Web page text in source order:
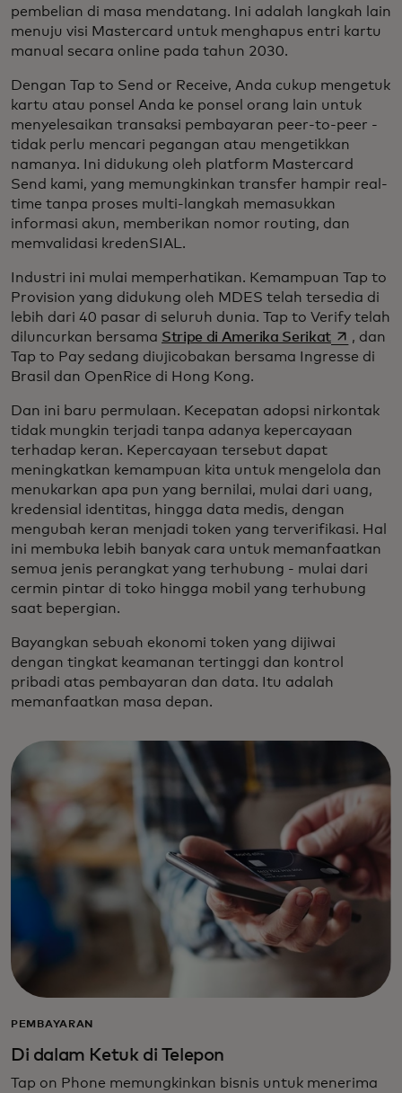
pembelian di masa mendatang. Ini adalah langkah lain
menuju visi Mastercard untuk menghapus entri kartu
manual secara online pada tahun 2030.
Dengan Tap to Send or Receive, Anda cukup mengetuk
kartu atau ponsel Anda ke ponsel orang lain untuk
menyelesaikan transaksi pembayaran peer-to-peer -
tidak perlu mencari pegangan atau mengetikkan
namanya. Ini didukung oleh platform Mastercard
Send kami, yang memungkinkan transfer hampir real-
time tanpa proses multi-langkah memasukkan
informasi akun, memberikan nomor routing, dan
memvalidasi kredenSIAL.
Industri ini mulai memperhatikan. Kemampuan Tap to
Provision yang didukung oleh MDES telah tersedia di
lebih dari 40 pasar di seluruh dunia. Tap to Verify telah
diluncurkan bersama Stripe di Amerika Serikatopens in
, dan
Tap to Pay sedang diujicobakan bersama Ingresse di
Brasil dan OpenRice di Hong Kong.
Dan ini baru permulaan. Kecepatan adopsi nirkontak
tidak mungkin terjadi tanpa adanya kepercayaan
terhadap keran. Kepercayaan tersebut dapat
meningkatkan kemampuan kita untuk mengelola dan
menukarkan apa pun yang bernilai, mulai dari uang,
kredensial identitas, hingga data medis, dengan
mengubah keran menjadi token yang terverifikasi. Hal
ini membuka lebih banyak cara untuk memanfaatkan
semua jenis perangkat yang terhubung - mulai dari
cermin pintar di toko hingga mobil yang terhubung
saat bepergian.
Bayangkan sebuah ekonomi token yang dijiwai
dengan tingkat keamanan tertinggi dan kontrol
pribadi atas pembayaran dan data. Itu adalah
memanfaatkan masa depan.
PEMBAYARAN
Di dalam Ketuk di Telepon
Tap on Phone memungkinkan bisnis untuk menerima